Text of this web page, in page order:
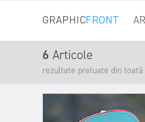
GRAPHICFRONT
6 Articole
rezultate preluate din